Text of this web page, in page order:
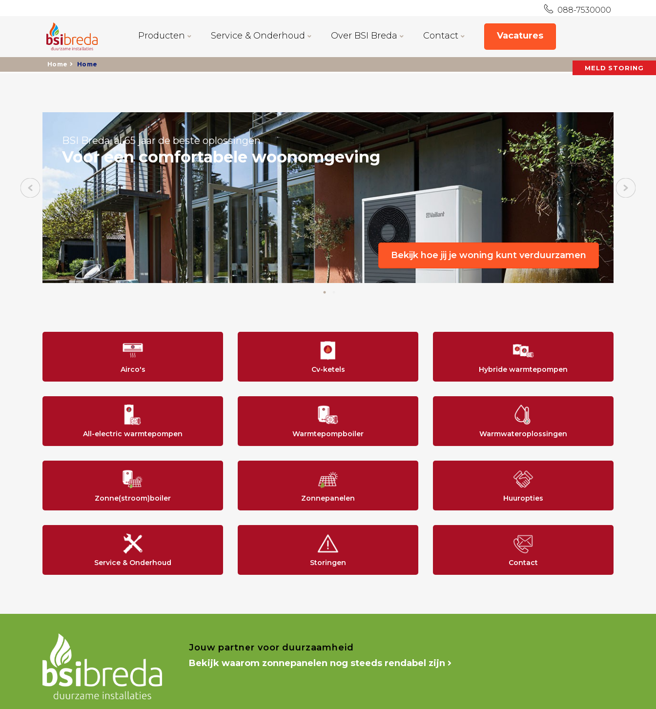
088-7530000
Producten Service & Onderhoud Over BSI Breda Contact Vacatures
MELD STORING
Home Home
BSI Breda, al 65 jaar de beste oplossingen
Voor een comfortabele woonomgeving
Bekijk hoe jij je woning kunt verduurzamen
Airco's Cv-ketels Hybride warmtepompen
All-electric warmtepompen Warmtepompboiler Warmwateroplossingen
Zonne(stroom)boiler Zonnepanelen Huuropties
Service & Onderhoud Storingen Contact
Jouw partner voor duurzaamheid
Bekijk waarom zonnepanelen nog steeds rendabel zijn